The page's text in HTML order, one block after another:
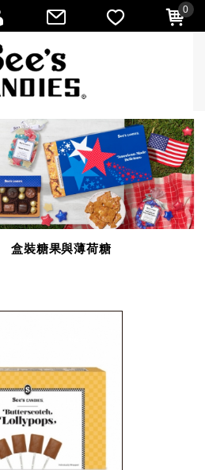
盒裝糖果與薄荷糖
0
會員登入
會員註冊
忘記密碼
訂單查詢
匯款通知